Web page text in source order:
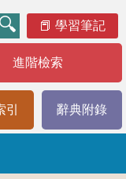
學習筆記
進階檢索
辭典附錄